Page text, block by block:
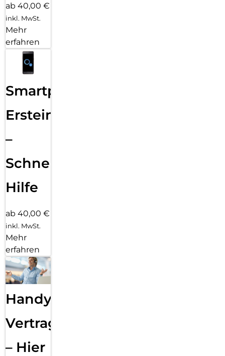
ab 40,00 €
inkl. MwSt.
Mehr
erfahren
Smartphone
Ersteinrichtung
–
Schnelle
Hilfe
ab 40,00 €
inkl. MwSt.
Mehr
erfahren
Handy
Vertragsabwicklung
– Hier